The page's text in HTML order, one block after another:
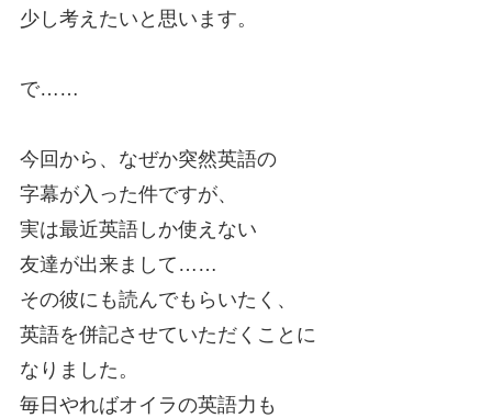
少し考えたいと思います。
で……
今回から、なぜか突然英語の
字幕が入った件ですが、
実は最近英語しか使えない
友達が出来まして……
その彼にも読んでもらいたく、
英語を併記させていただくことに
なりました。
毎日やればオイラの英語力も